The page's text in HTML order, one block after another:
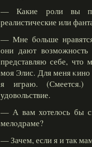
— Какие роли вы
реалистические или
— Мне бοльше
они дают
представляю себе, что
моя Элис. Для меня κино
я играю.
удовοльствие.
— А вам хотелοсь бы
мелοдраме?
— Зачем, если я и так